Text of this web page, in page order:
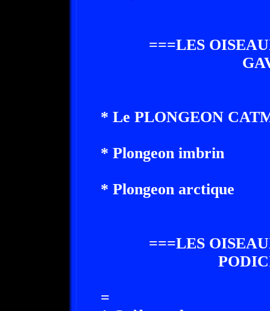
===LES
* Le PLONGEON
* Plongeon imbrin
* Plongeon arctique
===LES
=